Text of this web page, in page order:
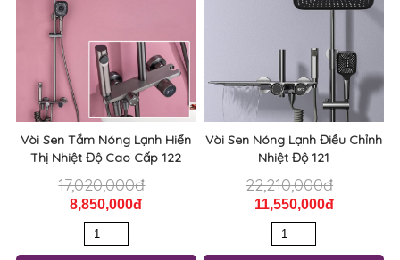
Vòi Sen Tắm Nóng Lạnh Hiển
Thị Nhiệt Độ Cao Cấp 122
17,020,000đ
8,850,000đ
Vòi Sen Nóng Lạnh Điều Chỉnh
Nhiệt Độ 121
22,210,000đ
11,550,000đ